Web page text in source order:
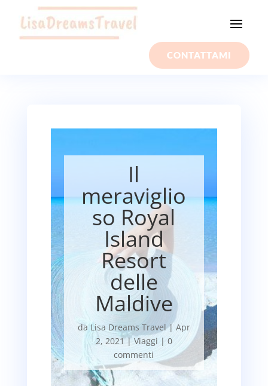
CONTATTAMI
Il
meraviglio
so Royal
Island
Resort
delle
Maldive
da Lisa Dreams Travel| Apr
2, 2021|Viaggi | 0
commenti